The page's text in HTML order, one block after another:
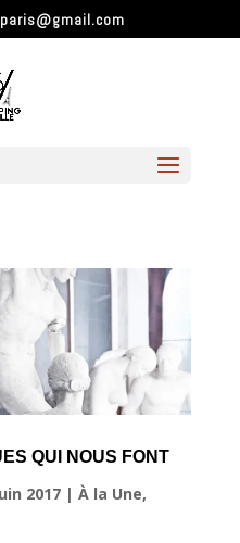
QUI NOUS FONT
2017| À la Une,